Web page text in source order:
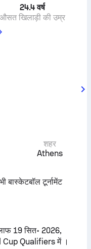
24.4वर्ष
औसत खिलाड़ी की उम्र
शहर
Athens
टूर्नामेंट
19 सित॰ 2026,
Cup Qualifiers में ।